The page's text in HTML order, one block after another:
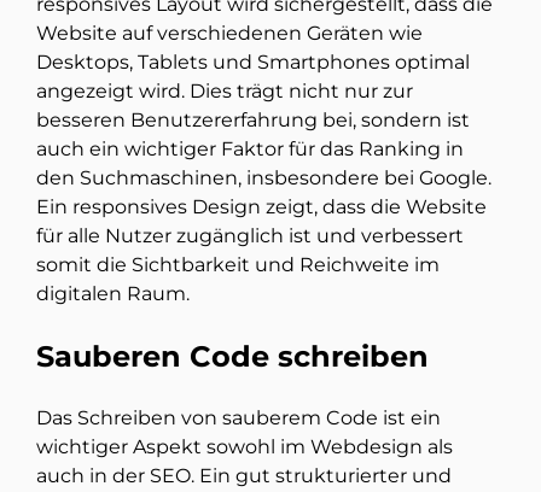
responsives Layout wird sichergestellt, dass die
Website auf verschiedenen Geräten wie
Desktops, Tablets und Smartphones optimal
angezeigt wird. Dies trägt nicht nur zur
besseren Benutzererfahrung bei, sondern ist
auch ein wichtiger Faktor für das Ranking in
den Suchmaschinen, insbesondere bei Google.
Ein responsives Design zeigt, dass die Website
für alle Nutzer zugänglich ist und verbessert
somit die Sichtbarkeit und Reichweite im
digitalen Raum.
Sauberen Code schreiben
Das Schreiben von sauberem Code ist ein
wichtiger Aspekt sowohl im Webdesign als
auch in der SEO. Ein gut strukturierter und